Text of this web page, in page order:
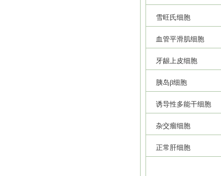
雪旺氏细胞
血管平滑肌细胞
牙龈上皮细胞
胰岛β细胞
诱导性多能干细胞
杂交瘤细胞
正常肝细胞